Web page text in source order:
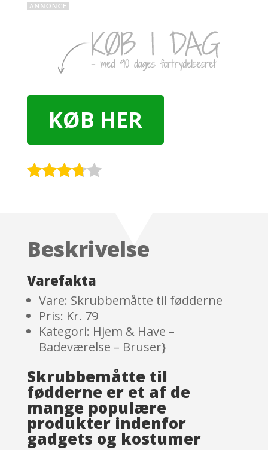
KØB HER
on
er
Beskrivelse
Varefakta
Vare: Skrubbemåtte til fødderne
Pris: Kr. 79
Kategori: Hjem & Have –
Badeværelse – Bruser}
Skrubbemåtte til
fødderne er et af de
mange populære
produkter indenfor
gadgets og kostumer